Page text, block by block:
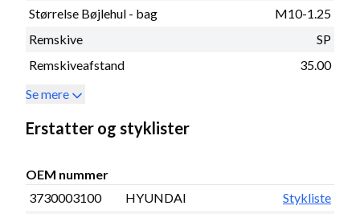
Størrelse Bøjlehul - bag
M10-1.25
Remskive
SP
Remskiveafstand
35.00
Se mere
Erstatter og styklister
OEM nummer
3730003100
HYUNDAI
Stykliste